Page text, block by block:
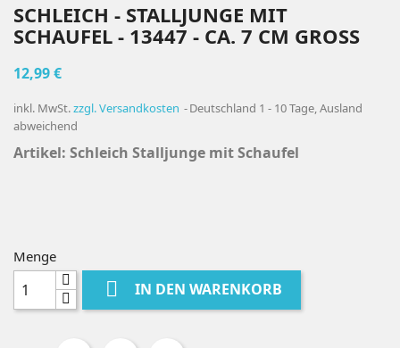
SCHLEICH - STALLJUNGE MIT
SCHAUFEL - 13447 - CA. 7 CM GROSS
12,99 €
inkl. MwSt.zzgl. Versandkosten
Deutschland 1 - 10 Tage, Ausland
abweichend
Artikel: Schleich Stalljunge mit Schaufel
Menge
 IN DEN WARENKORB